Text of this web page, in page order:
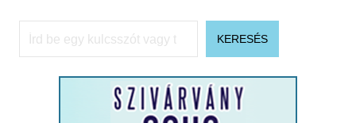
Keresés
KERESÉS